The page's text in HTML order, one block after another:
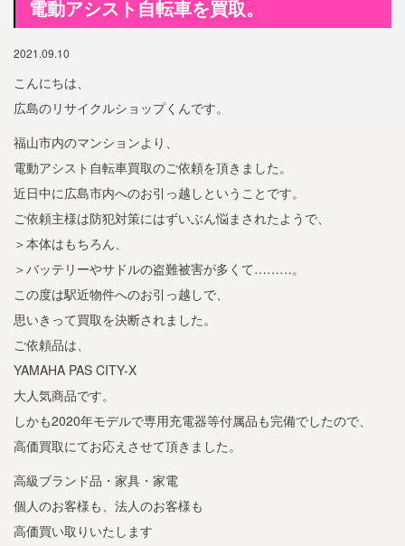
電動アシスト自転車を買取。
2021.09.10
こんにちは、
広島のリサイクルショップくんです。
福山市内のマンションより、
電動アシスト自転車買取のご依頼を頂きました。
近日中に広島市内へのお引っ越しということです。
ご依頼主様は防犯対策にはずいぶん悩まされたようで、
＞本体はもちろん、
＞バッテリーやサドルの盗難被害が多くて………。
この度は駅近物件へのお引っ越しで、
思いきって買取を決断されました。
ご依頼品は、
YAMAHA PAS CITY-X
大人気商品です。
しかも2020年モデルで専用充電器等付属品も完備でしたので、
高価買取にてお応えさせて頂きました。
高級ブランド品・家具・家電
個人のお客様も、法人のお客様も
高価買い取りいたします